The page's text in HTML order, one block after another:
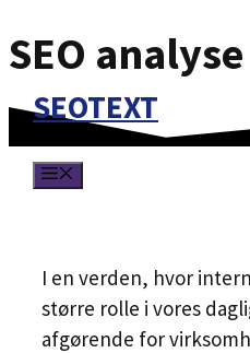
Hop
til
indholdSEOTEXT
SEO analyse
I en verden, hvor
større rolle i vores
afgørende for